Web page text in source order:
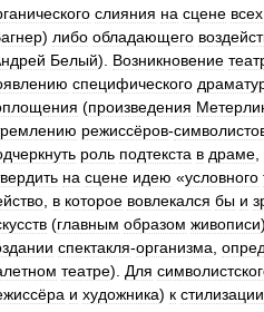
слияния на сцене всех
) либо обладающего
Белый). Возникновение
специфического
(произведения
режиссёров-
роль подтекста в драме
на сцене идею «условного
в которое вовлекался бы и
(главным образом живописи
спектакля-организма
театре). Для
и художника) к стилизации